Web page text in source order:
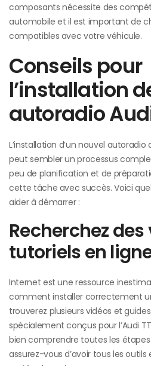
composants nécessite des
automobile et il est important de
compatibles avec votre véhicule.
Conseils pour
l’installation
autoradio
L’installation d’un nouvel
peut sembler un processus
peu de planification et de
cette tâche avec succès. Voici
aider à démarrer :
Recherchez
tutoriels en
Internet est une ressource
comment installer correctement
trouverez plusieurs vidéos et
spécialement conçus pour l’Audi
bien comprendre toutes les
assurez-vous d’avoir tous les